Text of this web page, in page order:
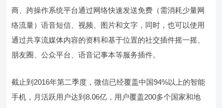
商、跨操作系统平台通过网络快速发送免费（需消耗少量网
络流量）语音短信、视频、图片和文字，同时，也可以使用
通过共享流媒体内容的资料和基于位置的社交插件摇一摇、
朋友圈、公众平台、语音记事本等服务插件。
截止到2016年第二季度，微信已经覆盖中国94%以上的智能
手机，月活跃用户达到8.06亿，用户覆盖200多个国家和地